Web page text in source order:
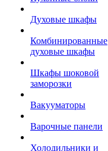
Духовые шкафы
Комбинированные
духовые шкафы
Шкафы шоковой
заморозки
Вакууматоры
Варочные панели
Холодильники и